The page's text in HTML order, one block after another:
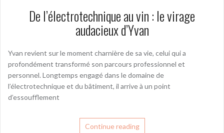
De l’électrotechnique au vin : le virage
audacieux d’Yvan
Yvan revient sur le moment charnière de sa vie, celui qui a
profondément transformé son parcours professionnel et
personnel. Longtemps engagé dans le domaine de
l’électrotechnique et du bâtiment, il arrive à un point
d’essoufflement
Continue reading